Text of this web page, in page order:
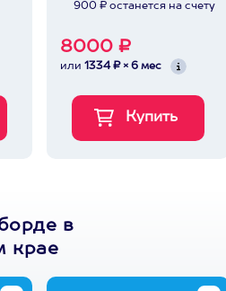
900 ₽ останется на счету
8000 ₽
или 1334 ₽ × 6 мес
в
крае